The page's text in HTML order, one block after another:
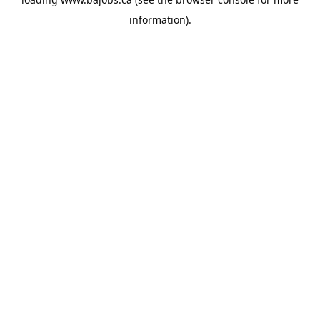
information).